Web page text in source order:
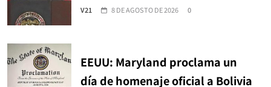
V21 8 DE AGOSTO DE 2026 0
EEUU: Maryland proclama un
día de homenaje oficial a Bolivia